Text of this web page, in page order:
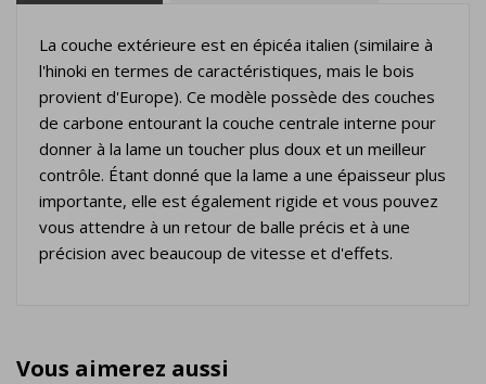
La couche extérieure est en épicéa italien (similaire à
l'hinoki en termes de caractéristiques, mais le bois
provient d'Europe). Ce modèle possède des couches
de carbone entourant la couche centrale interne pour
donner à la lame un toucher plus doux et un meilleur
contrôle. Étant donné que la lame a une épaisseur plus
importante, elle est également rigide et vous pouvez
vous attendre à un retour de balle précis et à une
précision avec beaucoup de vitesse et d'effets.
Vous aimerez aussi